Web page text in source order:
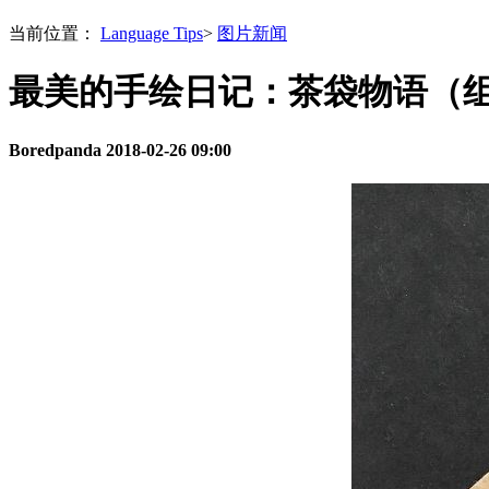
当前位置： Language Tips> 图片新闻
最美的手绘日记：茶袋物语（
Boredpanda 2018-02-26 09:00